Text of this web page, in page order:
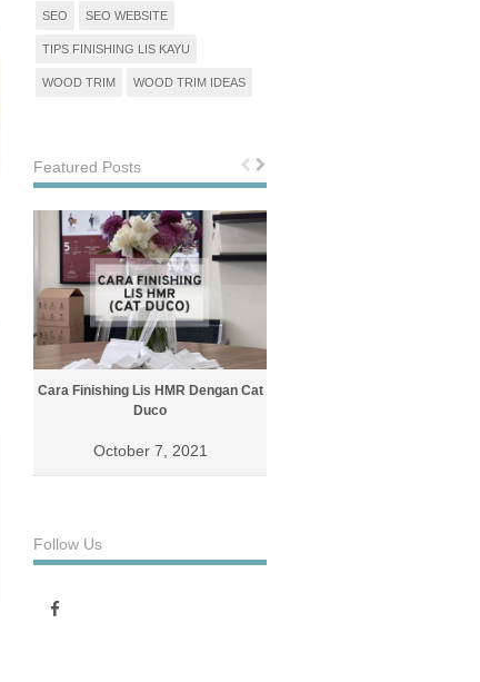
SEO SEO WEBSITE
TIPS FINISHING LIS KAYU
WOOD TRIM WOOD TRIM IDEAS
Featured Posts
Cara Finishing Lis HMR Dengan Cat
Duco
October 7, 2021
Follow Us